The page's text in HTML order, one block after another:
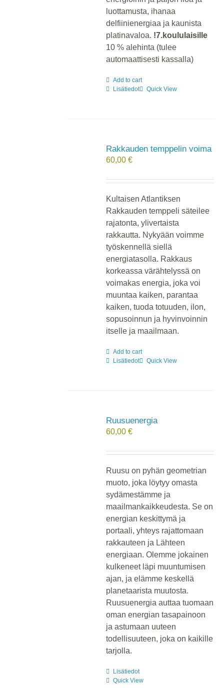
luottamusta, ihanaa
delfiinienergiaa ja kaunista
platinavaloa. !7.koululaisille
10 % alehinta (tulee
automaattisesti kassalla)
Add to cart
Lisätiedot
Quick View
Rakkauden temppelin voima
60,00€
Kultaisen Atlantiksen
Rakkauden temppeli säteilee
rajatonta, ylivertaista
rakkautta. Nykyään voimme
työskennellä siellä
energiatasolla. Rakkaus
korkeassa värähtelyssä on
voimakas energia, joka voi
muuntaa kaiken, parantaa
kaiken, tuoda totuuden, ilon,
sopusoinnun ja hyvinvoinnin
itselle ja maailmaan.
Add to cart
Lisätiedot
Quick View
Ruusuenergia
60,00€
Ruusu on pyhän geometrian
muoto, joka löytyy omasta
sydämestämme ja
maailmankaikkeudesta. Se on
energian keskittymä ja
portaali, yhteys rajattomaan
rakkauteen ja Lähteen
energiaan. Olemme jokainen
kulkeneet läpi muuntumisen
ajan, ja elämme keskellä
planetaarista muutosta.
Ruusuenergia auttaa tuomaan
oman energian tasapainoon
ja astumaan uuteen
todellisuuteen, joka on kaikille
tarjolla.
Lisätiedot
Quick View